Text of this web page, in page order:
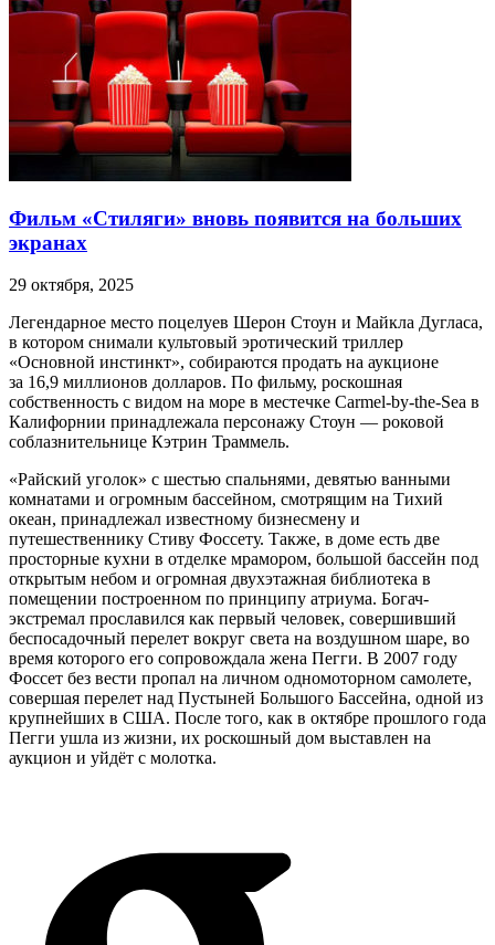
Фильм «Стиляги» вновь появится на больших
экранах
29 октября, 2025
Легендарное место поцелуев Шерон Стоун и Майкла Дугласа,
в котором снимали культовый эротический триллер
«Основной инстинкт», собираются продать на аукционе
за 16,9 миллионов долларов. По фильму, роскошная
собственность с видом на море в местечке Carmel-by-the-Sea в
Калифорнии принадлежала персонажу Стоун — роковой
соблазнительнице Кэтрин Траммель.
«Райский уголок» с шестью спальнями, девятью ванными
комнатами и огромным бассейном, смотрящим на Тихий
океан, принадлежал известному бизнесмену и
путешественнику Стиву Фоссету. Также, в доме есть две
просторные кухни в отделке мрамором, большой бассейн под
открытым небом и огромная двухэтажная библиотека в
помещении построенном по принципу атриума. Богач-
экстремал прославился как первый человек, совершивший
беспосадочный перелет вокруг света на воздушном шаре, во
время которого его сопровождала жена Пегги. В 2007 году
Фоссет без вести пропал на личном одномоторном самолете,
совершая перелет над Пустыней Большого Бассейна, одной из
крупнейших в США. После того, как в октябре прошлого года
Пегги ушла из жизни, их роскошный дом выставлен на
аукцион и уйдёт с молотка.